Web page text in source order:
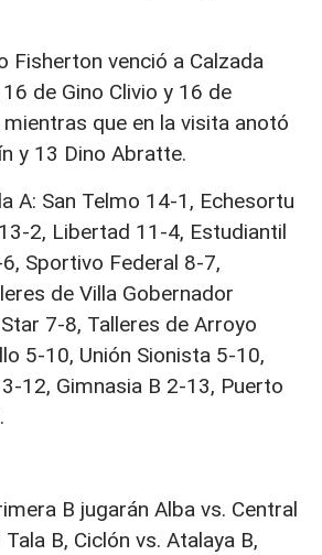
Fisherton venció a Calzada
de Gino Clivio y 16 de
mientras que en la visita anotó
y 13 Dino Abratte.
A: San Telmo 14-1, Echesortu
2, Libertad 11-4, Estudiantil
Sportivo Federal 8-7,
de Villa Gobernador
7-8, Talleres de Arroyo
5-10, Unión Sionista 5-10,
12, Gimnasia B 2-13, Puerto
B jugarán Alba vs. Central
Tala B, Ciclón vs. Atalaya B,